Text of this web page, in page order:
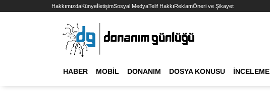
HakkımızdaKünyeİletişimSosyal MedyaTelif HakkıReklamÖneri ve Şikayet
HABER MOBIL DONANIM DOSYA KONUSU İNCELEME